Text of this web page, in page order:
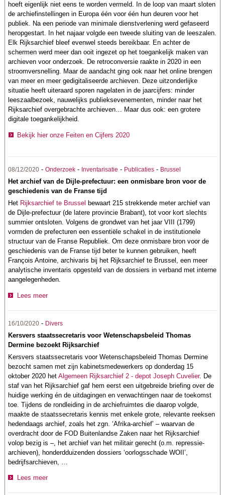
hoeft eigenlijk niet eens te worden vermeld. In de loop van maart sloten
de archiefinstellingen in Europa één voor één hun deuren voor het
publiek. Na een periode van minimale dienstverlening werd gefaseerd
heropgestart. In het najaar volgde een tweede sluiting van de leeszalen.
Elk Rijksarchief bleef evenwel steeds bereikbaar. En achter de
schermen werd meer dan ooit ingezet op het toegankelijk maken van
archieven voor onderzoek. De retroconversie raakte in 2020 in een
stroomversnelling. Maar de aandacht ging ook naar het online brengen
van meer en meer gedigitaliseerde archieven. Deze uitzonderlijke
situatie heeft uiteraard sporen nagelaten in de jaarcijfers: minder
leeszaalbezoek, nauwelijks publieksevenementen, minder naar het
Rijksarchief overgebrachte archieven… Maar dus ook: een grotere
digitale toegankelijkheid.
Bekijk hier onze Feiten en Cijfers 2020
08/12/2020 -Onderzoek - Inventarisatie - Publicaties - Brussel
Het archief van de Dijle-prefectuur: een onmisbare bron voor de
geschiedenis van de Franse tijd
Het Rijksarchief te Brussel bewaart 215 strekkende meter archief van
de Dijle-prefectuur (de latere provincie Brabant), tot voor kort slechts
summier ontsloten. Volgens de grondwet van het jaar VIII (1799)
vormden de prefecturen een essentiële schakel in de institutionele
structuur van de Franse Republiek. Om deze onmisbare bron voor de
geschiedenis van de Franse tijd beter te kunnen gebruiken, heeft
François Antoine, archivaris bij het Rijksarchief te Brussel, een meer
analytische inventaris opgesteld van de dossiers in verband met interne
aangelegenheden.
Lees meer
16/10/2020 - Divers
Kersvers staatssecretaris voor Wetenschapsbeleid Thomas
Dermine bezoekt Rijksarchief
Kersvers staatssecretaris voor Wetenschapsbeleid Thomas Dermine
bezocht samen met zijn kabinetsmedewerkers op donderdag 15
oktober 2020 hetAlgemeen Rijksarchief 2 - depot Joseph Cuvelier. De
staf van het Rijksarchief gaf hem eerst een uitgebreide briefing over de
huidige werking én de uitdagingen en verwachtingen naar de toekomst
toe. Tijdens de rondleiding in de archiefruimtes die daarop volgde,
maakte de staatssecretaris kennis met enkele grote, relevante reeksen
hedendaags archief, zoals het zgn. ‘Afrika-archief’ – waarvan de
overdracht door de FOD Buitenlandse Zaken naar het Rijksarchief
volop bezig is –, het archief van het militair gerecht (o.m. repressie-
archieven), honderdduizenden dossiers ‘oorlogsschade WOII’,
bedrijfsarchieven, …
Lees meer